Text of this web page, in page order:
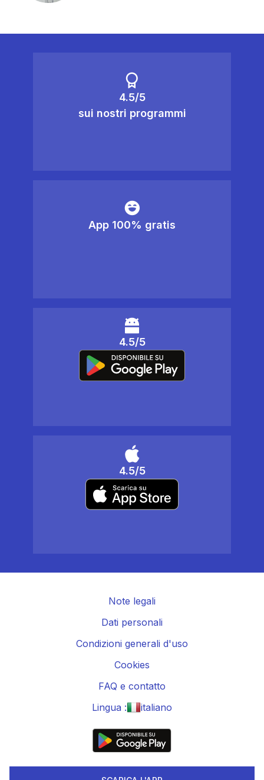
4.5/5
sui nostri programmi
App 100% gratis
4.5/5
4.5/5
Note legali
Dati personali
Condizioni generali d'uso
Cookies
FAQ e contatto
Lingua :
italiano